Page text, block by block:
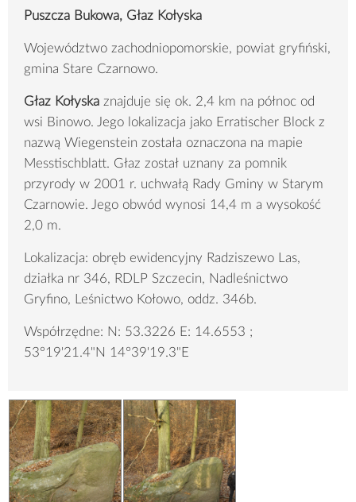
Puszcza Bukowa, Głaz Kołyska
Województwo zachodniopomorskie, powiat gryfiński,
gmina Stare Czarnowo.
Głaz Kołyska znajduje się ok. 2,4 km na północ od
wsi Binowo. Jego lokalizacja jako Erratischer Block z
nazwą Wiegenstein została oznaczona na mapie
Messtischblatt. Głaz został uznany za pomnik
przyrody w 2001 r. uchwałą Rady Gminy w Starym
Czarnowie. Jego obwód wynosi 14,4 m a wysokość
2,0 m.
Lokalizacja: obręb ewidencyjny Radziszewo Las,
działka nr 346, RDLP Szczecin, Nadleśnictwo
Gryfino, Leśnictwo Kołowo, oddz. 346b.
Współrzędne: N: 53.3226 E: 14.6553 ;
53°19'21.4"N 14°39'19.3"E